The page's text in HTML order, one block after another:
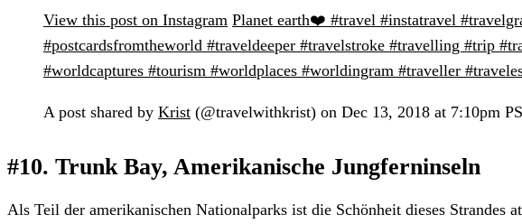
View this post on Instagram Planet earth❤️ #travel #instatravel
#postcardsfromtheworld #traveldeeper #travelstroke #travelling #trip
#worldcaptures #tourism #worldplaces #worldingram #traveller
A post shared by Krist (@travelwithkrist) on Dec 13, 2018 at 7:10pm
#10. Trunk Bay, Amerikanische Jungferninseln
Als Teil der amerikanischen Nationalparks ist die Schönheit dieses Strandes